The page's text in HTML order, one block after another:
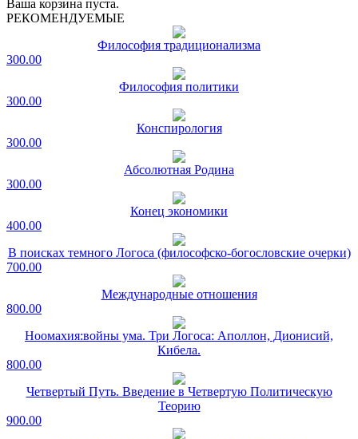
Ваша корзина пуста.
РЕКОМЕНДУЕМЫЕ
Философия традиционализма
300.00
Философия политики
300.00
Конспирология
300.00
Абсолютная Родина
300.00
Конец экономики
400.00
В поисках темного Логоса (философско-богословские очерки)
700.00
Международные отношения
800.00
Ноомахия:войны ума. Три Логоса: Аполлон, Дионисий,
Кибела.
800.00
Четвертый Путь. Введение в Четвертую Политическую
Теорию
900.00